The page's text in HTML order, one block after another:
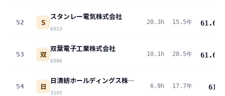
52 S
スタンレー電気株式会社
6923
20.3h 15.5年 61.6
53 双
双葉電子工業株式会社
6986
10.1h 20.5年 61.6
54 日
日清紡ホールディングス株式会社
3105
6.9h 17.7年 61